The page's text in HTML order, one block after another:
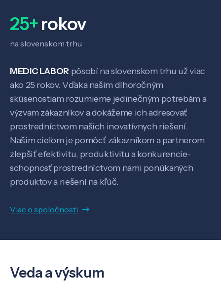
Veda a výskum
Pôsobenie
25+rokov
na slovenskom trhu
MEDIC LABOR pôsobí na slovenskom trhu už viac
ako 25 rokov. Vďaka našim dlhoročným
skúsenostiam rozumieme jedinečným potrebám a
výzvam zákazníkov a dokážeme ich adresovať
prostredníctvom našich inovatívnych riešení.
Našim cieľom je pomôcť zákazníkom a partnerom
zlepšiť efektivitu, produktivitu a konkurencie-
schopnosť prostredníctvom nami ponúkaných
produktov a riešení na kľúč.
Viac o spoločnosti
Veda a výskum